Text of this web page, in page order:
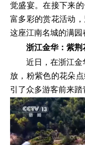
觉盛宴。在接下来
富多彩的赏花活动
这座江南名城的满园
浙江金华：紫
近日，在浙江金
放，粉紫色的花朵
引了众多游客前来踏